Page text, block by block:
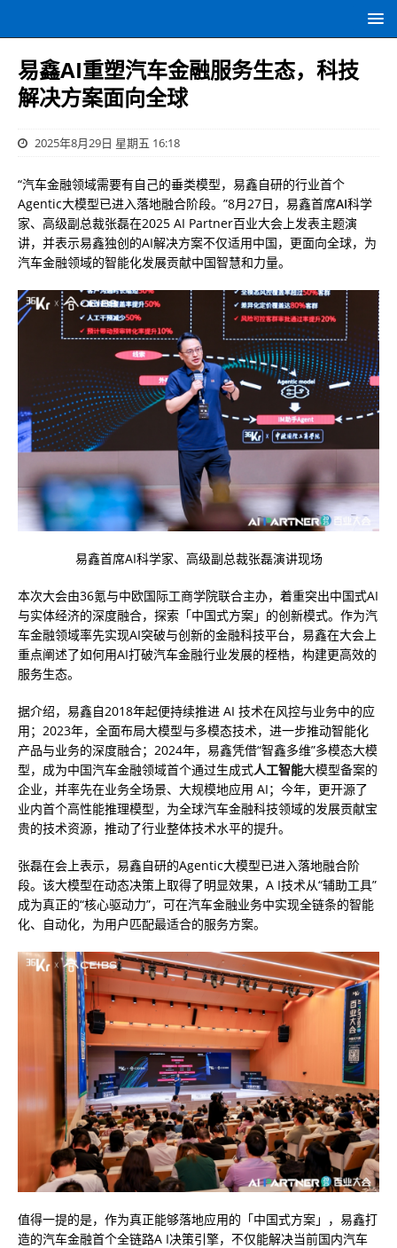
易鑫AI重塑汽车金融服务生态，科技
解决方案面向全球
2025年8月29日 星期五 16:18
“汽车金融领域需要有自己的垂类模型，易鑫自研的行业首个
Agentic大模型已进入落地融合阶段。”8月27日，易鑫首席AI科学
家、高级副总裁张磊在2025 AI Partner百业大会上发表主题演
讲，并表示易鑫独创的AI解决方案不仅适用中国，更面向全球，为
汽车金融领域的智能化发展贡献中国智慧和力量。
易鑫首席AI科学家、高级副总裁张磊演讲现场
本次大会由36氪与中欧国际工商学院联合主办，着重突出中国式AI
与实体经济的深度融合，探索「中国式方案」的创新模式。作为汽
车金融领域率先实现AI突破与创新的金融科技平台，易鑫在大会上
重点阐述了如何用AI打破汽车金融行业发展的桎梏，构建更高效的
服务生态。
据介绍，易鑫自2018年起便持续推进 AI 技术在风控与业务中的应
用；2023年，全面布局大模型与多模态技术，进一步推动智能化
产品与业务的深度融合；2024年，易鑫凭借“智鑫多维”多模态大模
型，成为中国汽车金融领域首个通过生成式人工智能大模型备案的
企业，并率先在业务全场景、大规模地应用 AI；今年，更开源了
业内首个高性能推理模型，为全球汽车金融科技领域的发展贡献宝
贵的技术资源，推动了行业整体技术水平的提升。
张磊在会上表示，易鑫自研的Agentic大模型已进入落地融合阶
段。该大模型在动态决策上取得了明显效果，A I技术从“辅助工具”
成为真正的“核心驱动力”，可在汽车金融业务中实现全链条的智能
化、自动化，为用户匹配最适合的服务方案。
值得一提的是，作为真正能够落地应用的「中国式方案」，易鑫打
造的汽车金融首个全链路A I决策引擎，不仅能解决当前国内汽车